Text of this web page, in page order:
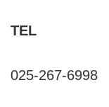
TEL
025-267-6998